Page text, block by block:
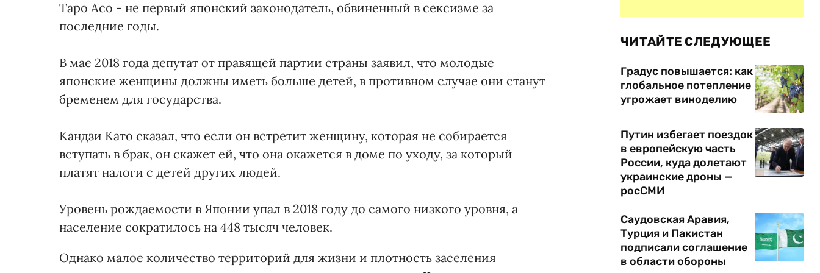
Таро Асо - не первый японский законодатель, обвиненный в сексизме за
последние годы.
В мае 2018 года депутат от правящей партии страны заявил, что молодые
японские женщины должны иметь больше детей, в противном случае они станут
бременем для государства.
Кандзи Като сказал, что если он встретит женщину, которая не собирается
вступать в брак, он скажет ей, что она окажется в доме по уходу, за который
платят налоги с детей других людей.
Уровень рождаемости в Японии упал в 2018 году до самого низкого уровня, а
население сократилось на 448 тысяч человек.
Однако малое количество территорий для жизни и плотность заселения
ЧИТАЙТЕ СЛЕДУЮЩЕЕ
Градус повышается: как
глобальное потепление
угрожает виноделию
Путин избегает поездок
в европейскую часть
России, куда долетают
украинские дроны —
росСМИ
Саудовская Аравия,
Турция и Пакистан
подписали соглашение
в области обороны